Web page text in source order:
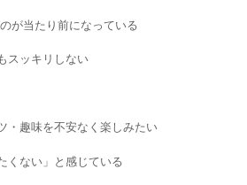
が当たり前になっている
スッキリしない
・趣味を不安なく楽しみたい
くない」と感じている